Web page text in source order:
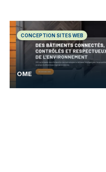
CONCEPTION SITES WEB
OME